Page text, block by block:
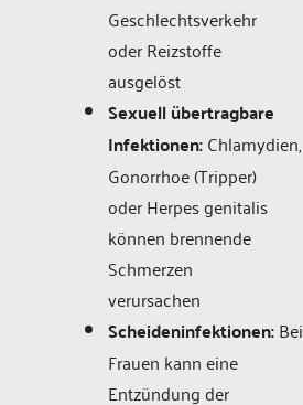
Geschlechtsverkehr
oder Reizstoffe
ausgelöst
Sexuell übertragbare
Infektionen:Chlamydien,
Gonorrhoe (Tripper)
oder Herpes genitalis
können brennende
Schmerzen
verursachen
Scheideninfektionen:Bei
Frauen kann eine
Entzündung der